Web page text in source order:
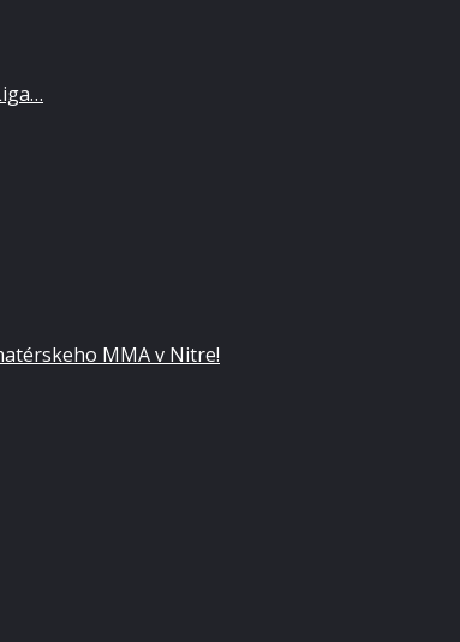
MMA v Nitre!